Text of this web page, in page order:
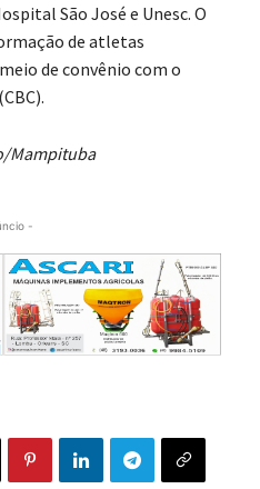
São José e Unesc. O
de atletas
de convênio com o
Mampituba
-